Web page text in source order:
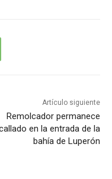
Artículo siguiente
Remolcador permanece
en la entrada de la
bahía de Luperón